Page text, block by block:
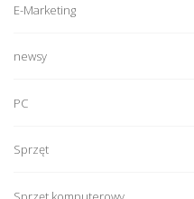
E-Marketing
newsy
PC
Sprzęt